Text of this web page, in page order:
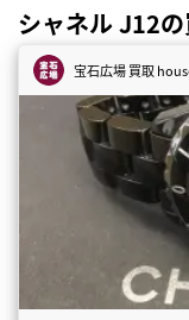
シャネル J12
宝石広場 買取